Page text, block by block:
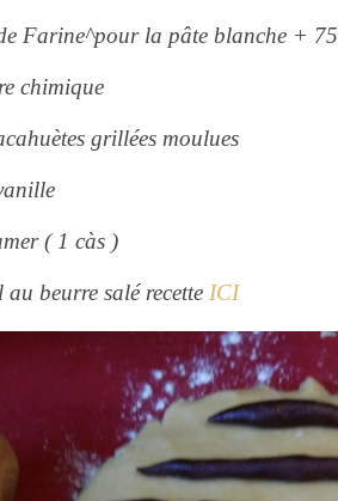
Farine^pour la pâte blanche +
chimique
grillées moulues
( 1 càs )
au beurre salé recette ICI